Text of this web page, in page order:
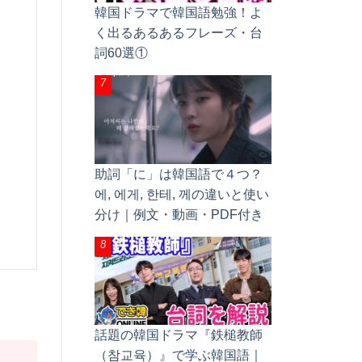
韓国ドラマで韓国語勉強！よ
く出るあるあるフレーズ・台
詞60選①
助詞「に」は韓国語で４つ？
에, 에게, 한테, 께の違いと使い
分け｜例文・動画・PDF付き
話題の韓国ドラマ『鉄槌教師
（참교육）』で学ぶ韓国語｜